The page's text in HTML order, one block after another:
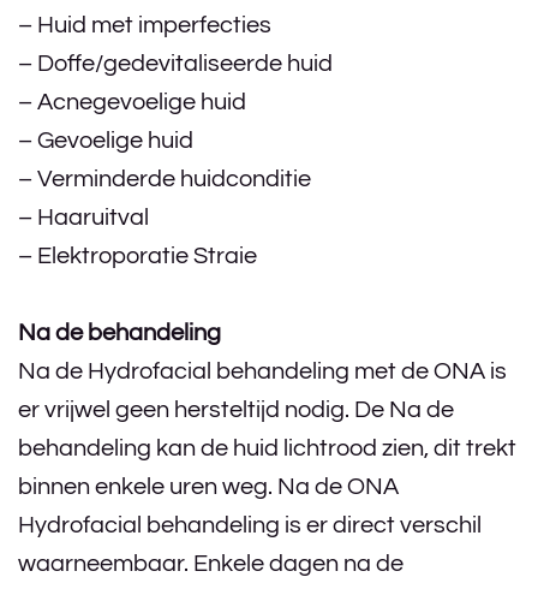
– Huid met imperfecties
– Doffe/gedevitaliseerde huid
– Acnegevoelige huid
– Gevoelige huid
– Verminderde huidconditie
– Haaruitval
– Elektroporatie Straie
Na de behandeling
Na de Hydrofacial behandeling met de ONA is
er vrijwel geen hersteltijd nodig. De Na de
behandeling kan de huid lichtrood zien, dit trekt
binnen enkele uren weg. Na de ONA
Hydrofacial behandeling is er direct verschil
waarneembaar. Enkele dagen na de